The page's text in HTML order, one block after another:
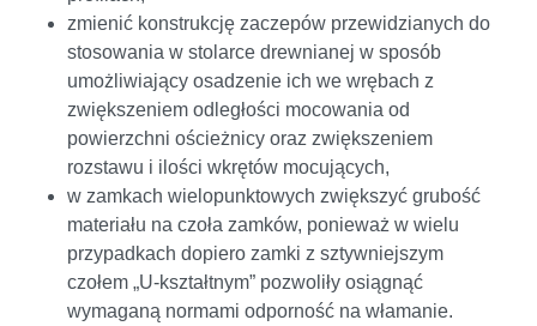
zmienić konstrukcję zaczepów przewidzianych do
stosowania w stolarce drewnianej w sposób
umożliwiający osadzenie ich we wrębach z
zwiększeniem odległości mocowania od
powierzchni ościeżnicy oraz zwiększeniem
rozstawu i ilości wkrętów mocujących,
w zamkach wielopunktowych zwiększyć grubość
materiału na czoła zamków, ponieważ w wielu
przypadkach dopiero zamki z sztywniejszym
czołem „U-kształtnym” pozwoliły osiągnąć
wymaganą normami odporność na włamanie.